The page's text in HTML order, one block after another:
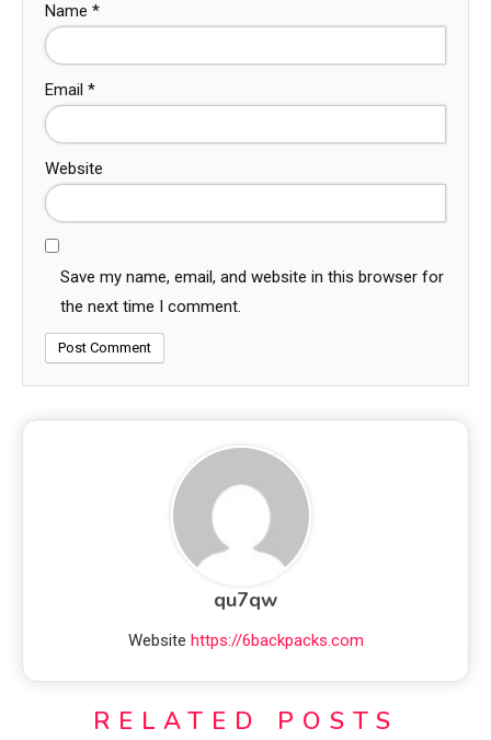
Name *
Email *
Website
Save my name, email, and website in this browser for
the next time I comment.
qu7qw
Website https://6backpacks.com
RELATED POSTS